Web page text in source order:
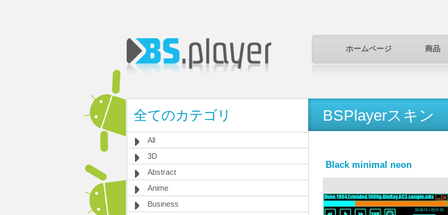
ホームページ 商品
全てのカテゴリ
All
3D
Abstract
Anime
Business
BSPlayerスキン
Black minimal neon